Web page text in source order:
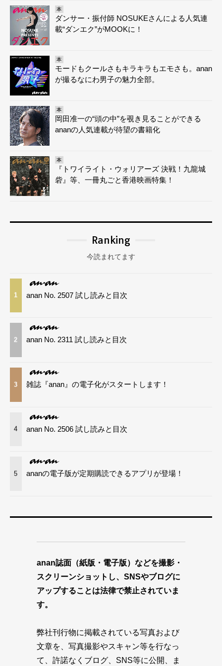
本
ダンサー・振付師 NOSUKEさんによる人気連
載“ダンエク”がMOOKに！
本
モードもクールさもキラキラもエモさも。anan
が撮るなにわ男子の魅力全部。
本
岡田准一の“頭の中”を覗き見ることができる
ananの人気連載が待望の書籍化
本
『トワイライト・ウォリアーズ 決戦！九龍城
砦』等、一冊丸ごと香港映画特集！
Ranking
今読まれてます
1 anan No. 2507 試し読みと目次
2 anan No. 2311 試し読みと目次
3 雑誌『anan』の電子化がスタートします！
4 anan No. 2506 試し読みと目次
5 ananの電子版が定期購読できるアプリが登場！
anan誌面（紙版・電子版）などを撮影・
スクリーンショットし、SNSやブログに
アップすることは法律で禁止されていま
す。
弊社刊行物に掲載されている写真および
文章を、写真撮影やスキャン等を行なっ
て、許諾なくブログ、SNS等に公開、ま